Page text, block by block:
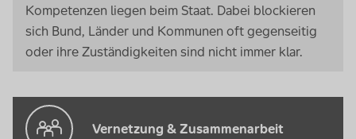
Kompetenzen liegen beim Staat. Dabei blockieren
sich Bund, Länder und Kommunen oft gegenseitig
oder ihre Zuständigkeiten sind nicht immer klar.
Vernetzung & Zusammenarbeit